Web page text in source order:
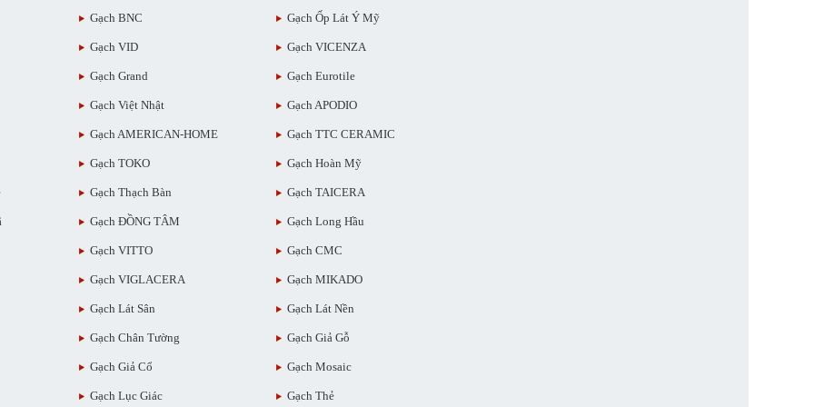
Gạch BNC Gạch Ốp Lát Ý Mỹ
Gạch VID Gạch VICENZA
Gạch Grand Gạch Eurotile
Gạch Việt Nhật Gạch APODIO
Gạch AMERICAN-HOME Gạch TTC CERAMIC
Gạch TOKO Gạch Hoàn Mỹ
Gạch Thạch Bàn Gạch TAICERA
Gạch ĐỒNG TÂM Gạch Long Hầu
Gạch VITTO Gạch CMC
Gạch VIGLACERA Gạch MIKADO
Gạch Lát Sân Gạch Lát Nền
Gạch Chân Tường Gạch Giả Gỗ
Gạch Giả Cổ Gạch Mosaic
Gạch Lục Giác Gạch Thẻ